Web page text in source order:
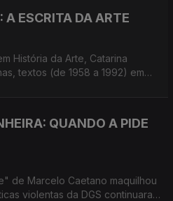
A ESCRITA DA ARTE
História da Arte, Catarina
textos (de 1958 a 1992) em
QUANDO A PIDE
de Marcelo Caetano maquilhou
violentas da DGS continuaram